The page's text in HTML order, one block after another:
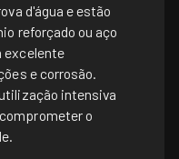
d'água e estão
reforçado ou aço
excelente
e corrosão.
intensiva
o